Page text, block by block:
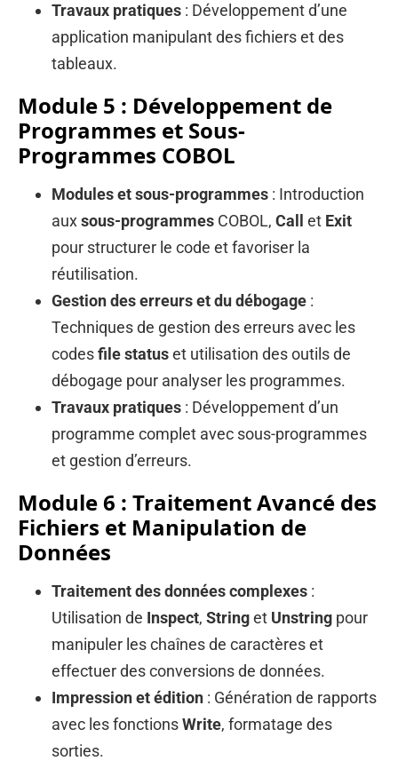
Travaux pratiques : Développement d’une
application manipulant des fichiers et des
tableaux.
Module 5 : Développement de
Programmes et Sous-
Programmes COBOL
Modules et sous-programmes : Introduction
auxsous-programmes COBOL, Call et Exit
pour structurer le code et favoriser la
réutilisation.
Gestion des erreurs et du débogage :
Techniques de gestion des erreurs avec les
codesfile statuset utilisation des outils de
débogage pour analyser les programmes.
Travaux pratiques : Développement d’un
programme complet avec sous-programmes
et gestion d’erreurs.
Module 6 : Traitement Avancé des
Fichiers et Manipulation de
Données
Traitement des données complexes :
Utilisation de Inspect, Stringet Unstring pour
manipuler les chaînes de caractères et
effectuer des conversions de données.
Impression et édition : Génération de rapports
avec les fonctionsWrite, formatage des
sorties.